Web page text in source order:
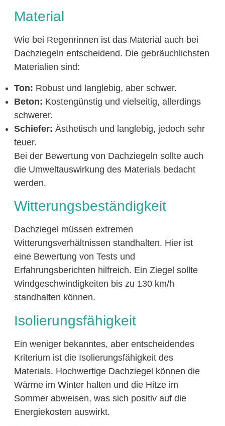
Material
Wie bei Regenrinnen ist das Material auch bei
Dachziegeln entscheidend. Die gebräuchlichsten
Materialien sind:
Ton: Robust und langlebig, aber schwer.
Beton: Kostengünstig und vielseitig, allerdings
schwerer.
Schiefer: Ästhetisch und langlebig, jedoch sehr
teuer.
Bei der Bewertung von Dachziegeln sollte auch
die Umweltauswirkung des Materials bedacht
werden.
Witterungsbeständigkeit
Dachziegel müssen extremen
Witterungsverhältnissen standhalten. Hier ist
eine Bewertung von Tests und
Erfahrungsberichten hilfreich. Ein Ziegel sollte
Windgeschwindigkeiten bis zu 130 km/h
standhalten können.
Isolierungsfähigkeit
Ein weniger bekanntes, aber entscheidendes
Kriterium ist die Isolierungsfähigkeit des
Materials. Hochwertige Dachziegel können die
Wärme im Winter halten und die Hitze im
Sommer abweisen, was sich positiv auf die
Energiekosten auswirkt.